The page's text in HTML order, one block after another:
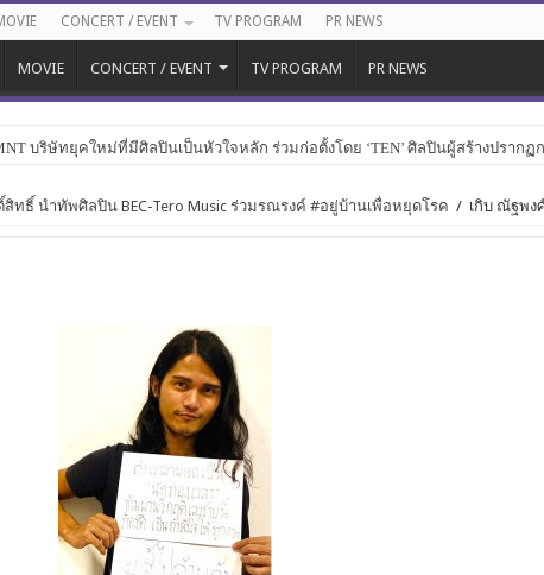
CONCERT / EVENT TV PROGRAM PR NEWS
MOVIE CONCERT / EVENT TV PROGRAM PR NEWS
บริษัทยุคใหม่ที่มีศิลปินเป็นหัวใจหลัก ร่วมก่อตั้งโดย ‘TEN’ ศิลปินผู้สร้างปรากฏ
สิทธิ์ นำทัพศิลปิน BEC-Tero Music ร่วมรณรงค์ #อยู่บ้านเพื่อหยุดโรค / เกิบ ณัฐพง